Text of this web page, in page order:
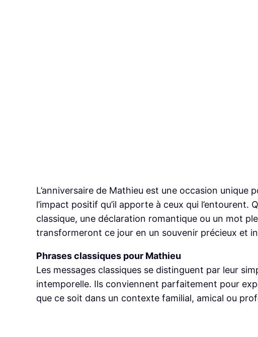
L’anniversaire de Mathieu est une occasion unique
l’impact positif qu’il apporte à ceux qui l’entourent.
classique, une déclaration romantique ou un mot
transformeront ce jour en un souvenir précieux et
Phrases classiques pour Mathieu
Les messages classiques se distinguent par leur
intemporelle. Ils conviennent parfaitement pour
que ce soit dans un contexte familial, amical ou